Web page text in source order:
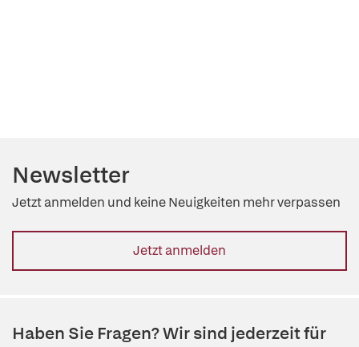
Newsletter
Jetzt anmelden und keine Neuigkeiten mehr verpassen
Jetzt anmelden
Haben Sie Fragen? Wir sind jederzeit für